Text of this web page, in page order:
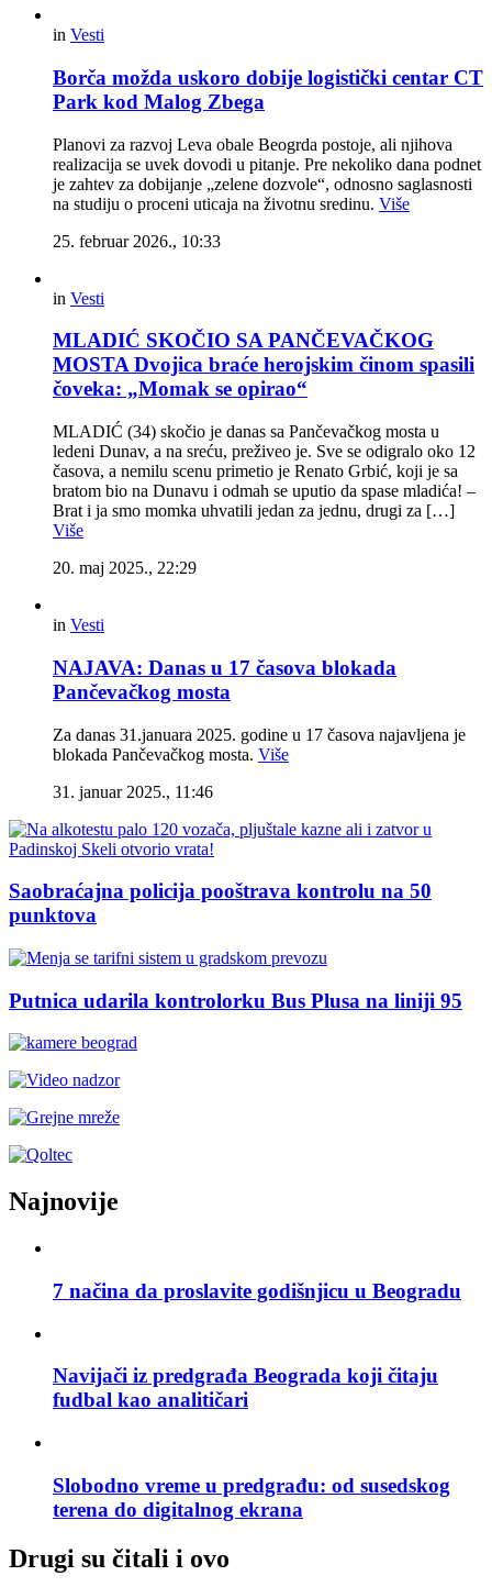
in Vesti
Borča možda uskoro dobije logistički centar CT
Park kod Malog Zbega
Planovi za razvoj Leva obale Beogrda postoje, ali njihova
realizacija se uvek dovodi u pitanje. Pre nekoliko dana podnet
je zahtev za dobijanje „zelene dozvole“, odnosno saglasnosti
na studiju o proceni uticaja na životnu sredinu. Više
25. februar 2026., 10:33
in Vesti
MLADIĆ SKOČIO SA PANČEVAČKOG
MOSTA Dvojica braće herojskim činom spasili
čoveka: „Momak se opirao“
MLADIĆ (34) skočio je danas sa Pančevačkog mosta u
ledeni Dunav, a na sreću, preživeo je. Sve se odigralo oko 12
časova, a nemilu scenu primetio je Renato Grbić, koji je sa
bratom bio na Dunavu i odmah se uputio da spase mladića! –
Brat i ja smo momka uhvatili jedan za jednu, drugi za […]
Više
20. maj 2025., 22:29
in Vesti
NAJAVA: Danas u 17 časova blokada
Pančevačkog mosta
Za danas 31.januara 2025. godine u 17 časova najavljena je
blokada Pančevačkog mosta. Više
31. januar 2025., 11:46
Saobraćajna policija pooštrava kontrolu na 50
punktova
Putnica udarila kontrolorku Bus Plusa na liniji 95
Najnovije
7 načina da proslavite godišnjicu u Beogradu
Navijači iz predgrađa Beograda koji čitaju
fudbal kao analitičari
Slobodno vreme u predgrađu: od susedskog
terena do digitalnog ekrana
Drugi su čitali i ovo